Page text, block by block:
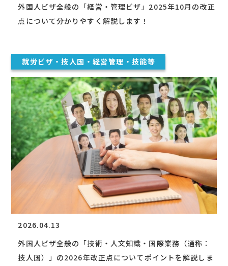
外国人ビザ全般の「経営・管理ビザ」2025年10月の改正
点について分かりやすく解説します！
就労ビザ・技人国・経営管理・技能等
2026.04.13
外国人ビザ全般の「技術・人文知識・国際業務（通称：
技人国）」の2026年改正点についてポイントを解説しま